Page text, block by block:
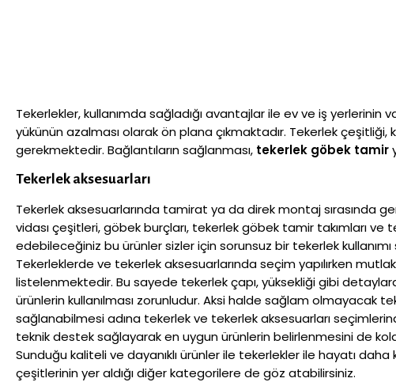
Tekerlekler, kullanımda sağladığı avantajlar ile ev ve iş yerlerinin
yükünün azalması olarak ön plana çıkmaktadır. Tekerlek
gerekmektedir. Bağlantıların sağlanması, tekerlek göbek tamir
Tekerlek aksesuarları
Tekerlek aksesuarlarında tamirat ya da direk montaj sırasında
vidası çeşitleri, göbek burçları, tekerlek göbek tamir takımları
edebileceğiniz bu ürünler sizler için sorunsuz bir tekerlek kullanımı
Tekerleklerde ve tekerlek aksesuarlarında seçim yapılırken
listelenmektedir. Bu sayede tekerlek çapı, yüksekliği gibi
ürünlerin kullanılması zorunludur. Aksi halde sağlam olmayacak
sağlanabilmesi adına tekerlek ve tekerlek aksesuarları
teknik destek sağlayarak en uygun ürünlerin belirlenmesini de
Sunduğu kaliteli ve dayanıklı ürünler ile tekerlekler ile hayatı
çeşitlerinin yer aldığı diğer kategorilere de göz atabilirsiniz.